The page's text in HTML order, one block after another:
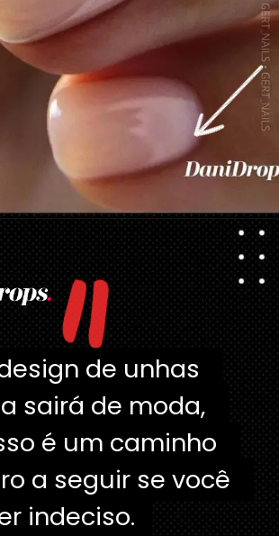
"de unhas
sairá de moda,
é um caminho
a seguir se você
indeciso.
de unhas
sairá de moda,
é um caminho
a seguir se você
indeciso.